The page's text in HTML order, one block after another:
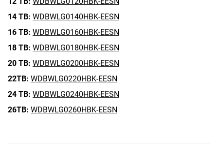
14 TB: WDBWLG0140HBK-EESN
16 TB: WDBWLG0160HBK-EESN
18 TB: WDBWLG0180HBK-EESN
20 TB: WDBWLG0200HBK-EESN
22TB: WDBWLG0220HBK-EESN
24 TB: WDBWLG0240HBK-EESN
26TB: WDBWLG0260HBK-EESN